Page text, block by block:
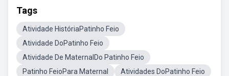
Tags
Atividade HistóriaPatinho Feio
Atividade DoPatinho Feio
Atividade De MaternalDo Patinho Feio
Patinho FeioPara Maternal
Atividades DoPatinho Feio